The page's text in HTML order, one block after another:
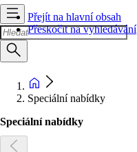
Přejít na hlavní obsah
Přeskočit na vyhledávání
Speciální nabídky
Speciální nabídky